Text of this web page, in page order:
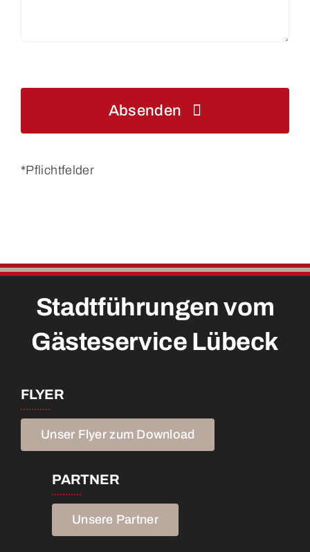
Absenden
*Pflichtfelder
Stadtführungen vom
Gästeservice Lübeck
FLYER
Unser Flyer zum Download
PARTNER
Unsere Partner